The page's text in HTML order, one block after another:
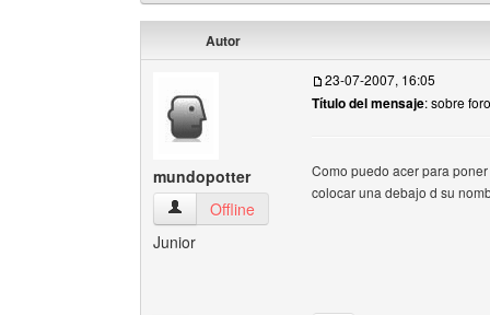
Autor
mundopotter
mundopotter Ver perfil del usuario
Offline
Junior
23-07-2007, 16:05
Título del mensaje: sobre foro
Como puedo acer para
colocar una debajo d su